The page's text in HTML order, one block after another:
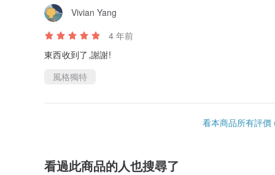
Vivian Yang
4 年前
東西收到了,謝謝!
風格獨特
看本商品所有評價
看過此商品的人也搜尋了